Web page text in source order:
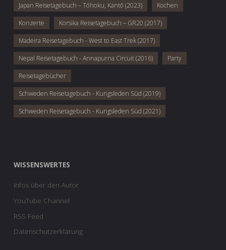
Japan Reisetagebuch – Tōhoku, Kantō (2023) Kochen
Konzerte Korsika Reisetagebuch – GR20 (2017)
Madeira Reisetagebuch - West to East Trek (2017)
Nepal Reisetagebuch - Annapurna Circuit (2016) Party
Reisetagebücher
Schweden Reisetagebuch - Kungsleden Süd (2019)
Schweden Reisetagebuch - Kungsleden Süd (2021)
WISSENSWERTES
Infos über den Autor
YouTube Channel
RSS Feed
Datenschutzerklärung